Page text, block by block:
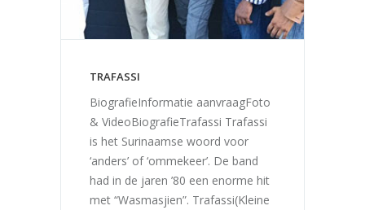
TRAFASSI
BiografieInformatie aanvraagFoto
& VideoBiografieTrafassi Trafassi
is het Surinaamse woord voor
‘anders’ of ‘ommekeer’. De band
had in de jaren ’80 een enorme hit
met “Wasmasjien”. Trafassi(Kleine